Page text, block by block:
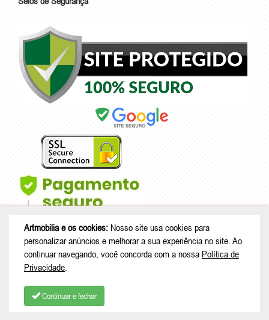
Treml, 343 casa A23 - sala 2 - Schramm - São Bento do Sul - SC |
Artmobilia e os cookies: Nosso site usa cookies para
personalizar anúncios e melhorar a sua experiência no site. Ao
continuar navegando, você concorda com a nossa Política de
Privacidade
Continuar e fechar